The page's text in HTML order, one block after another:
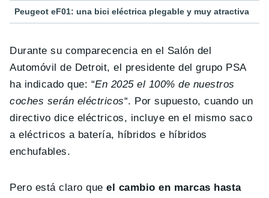
Peugeot eF01: una bici eléctrica plegable y muy atractiva
Durante su comparecencia en el Salón del
Automóvil de Detroit, el presidente del grupo PSA
ha indicado que: “En 2025 el 100% de nuestros
coches serán eléctricos“. Por supuesto, cuando un
directivo dice eléctricos, incluye en el mismo saco
a eléctricos a batería, híbridos e híbridos
enchufables.
Pero está claro queel cambio en marcas hasta